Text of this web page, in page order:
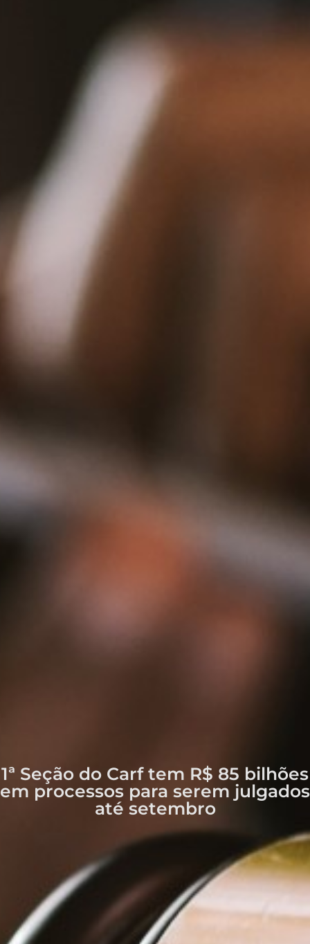
1ª Seção do Carf tem R$ 85 bilhões
em processos para serem julgados
até setembro